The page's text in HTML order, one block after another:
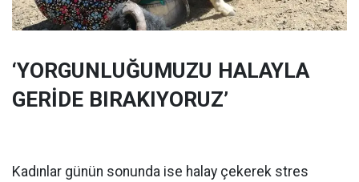
‘YORGUNLUĞUMUZU HALAYLA
GERİDE BIRAKIYORUZ’
Kadınlar günün sonunda ise halay çekerek stres